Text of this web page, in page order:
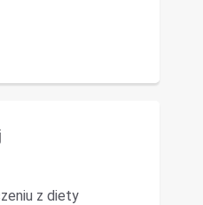
z diety